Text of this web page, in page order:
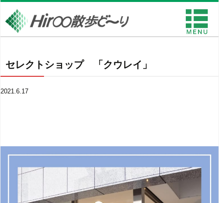
セレクトショップ 「クウレイ」
2021.6.17